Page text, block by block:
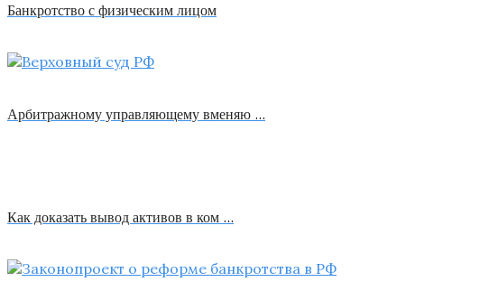
Банкротство с физическим лицом
Арбитражному управляющему вменяю …
Как доказать вывод активов в ком …